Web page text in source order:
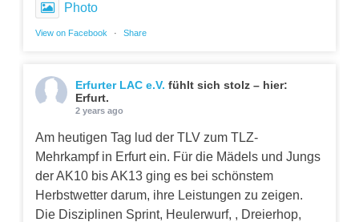
Photo
View on Facebook · Share
Erfurter LAC e.V. fühlt sich stolz – hier:
Erfurt.
2 years ago
Am heutigen Tag lud der TLV zum TLZ-
Mehrkampf in Erfurt ein. Für die Mädels und Jungs
der AK10 bis AK13 ging es bei schönstem
Herbstwetter darum, ihre Leistungen zu zeigen.
Die Disziplinen Sprint, Heulerwurf, , Dreierhop,